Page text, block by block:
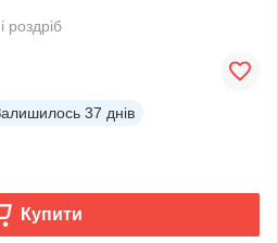
роздріб
37 днів
Купити